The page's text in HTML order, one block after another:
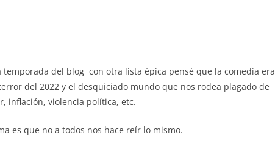
del blog con otra lista épica pensé que la comedia era
del 2022 y el desquiciado mundo que nos rodea plagado de
inflación, violencia política, etc.
es que no a todos nos hace reír lo mismo.